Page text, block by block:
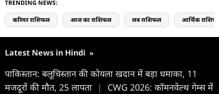
TRENDING NEWS:
करियर राशिफल आज का राशिफल लव राशिफल आर्थिक
Latest News in Hindi »
पाकिस्तान: बलूचिस्तान की कोयला खदान में बड़ा धमाका, 11
मजदूरों की मौत, 25 लापता
|
CWG 2026: कॉमनवेल्थ गेम्स में